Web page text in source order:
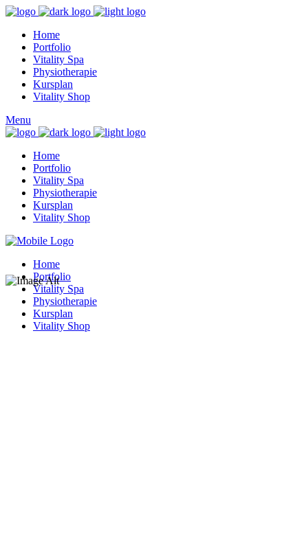
Home
Portfolio
Vitality Spa
Physiotherapie
Kursplan
Vitality Shop
Menu
Home
Portfolio
Vitality Spa
Physiotherapie
Kursplan
Vitality Shop
Home
Portfolio
Vitality Spa
Physiotherapie
Kursplan
Vitality Shop